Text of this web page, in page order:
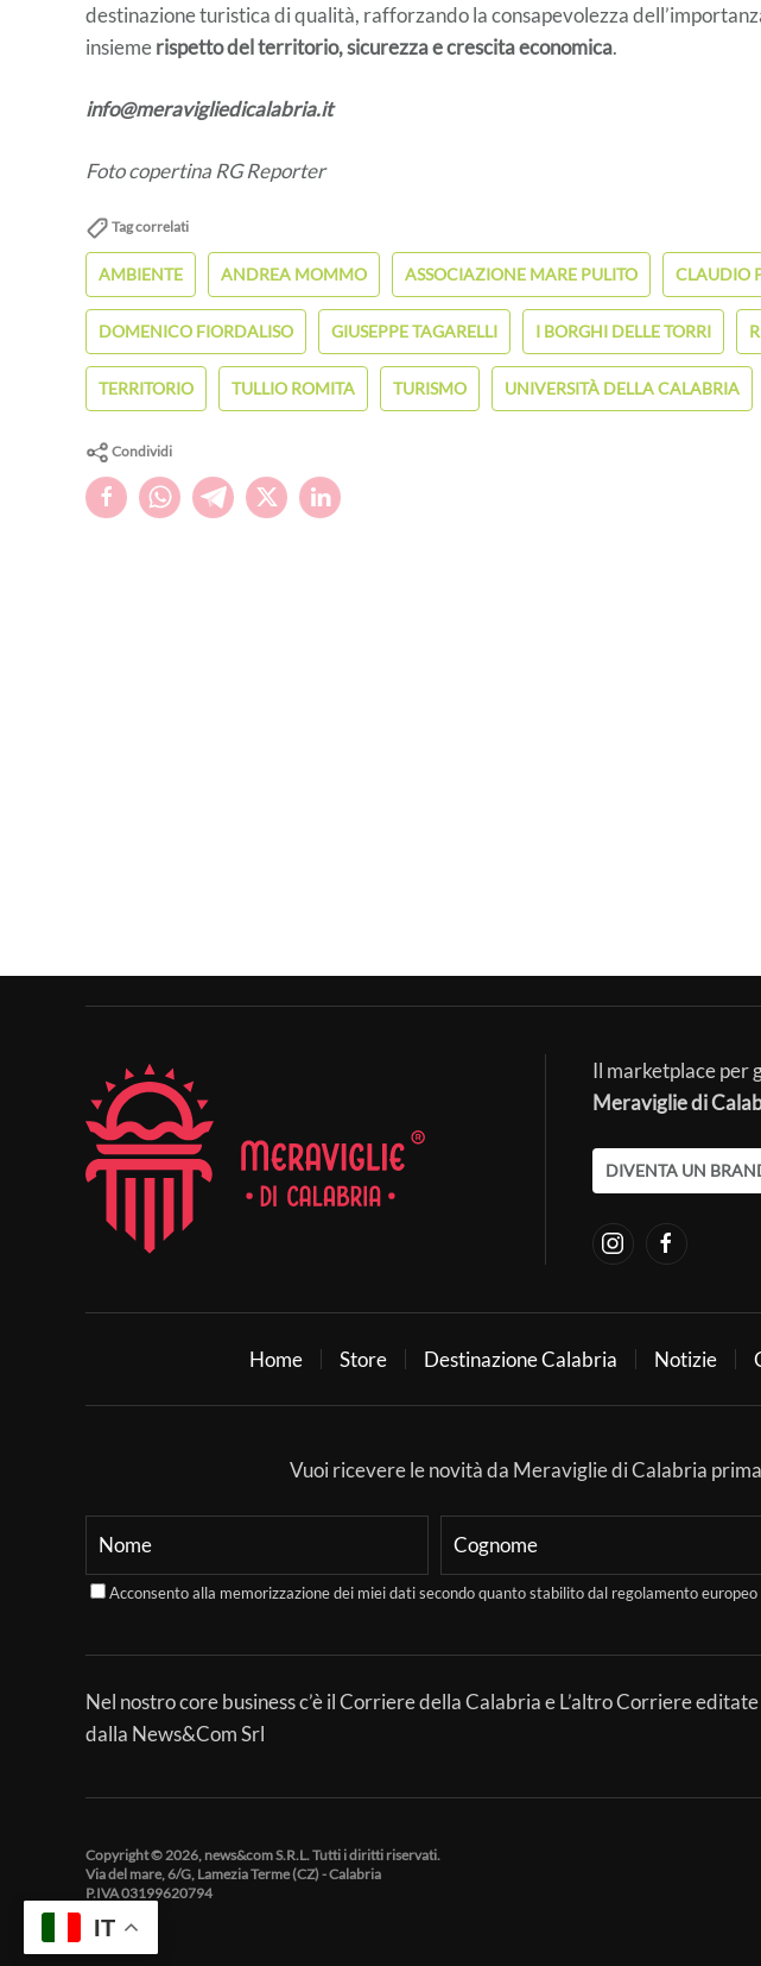
destinazione turistica di qualità, rafforzando la consapevolezza
insiemerispetto del territorio, sicurezza e crescita economica.
info@meravigliedicalabria.it
Foto copertina RG Reporter
Tag correlati
AMBIENTE ANDREA MOMMO ASSOCIAZIONE MARE PULITO CLAUDIO
DOMENICO FIORDALISO GIUSEPPE TAGARELLI I BORGHI DELLE TORRI
TERRITORIO TULLIO ROMITA TURISMO UNIVERSITÀ DELLA CALABRIA
Condividi
Il marketplace per
Meraviglie di
DIVENTA UN
Home Store Destinazione Calabria Notizie
Vuoi ricevere le novità da Meraviglie di Calabria
Acconsento alla memorizzazione dei miei dati secondo quanto stabilito dal regolamento
Nel nostro core business c’è il Corriere della Calabria e L’altro Corriere editate
dalla News&Com Srl
Copyright © 2026, news&com S.R.L. Tutti i diritti riservati.
Via del mare, 6/G, Lamezia Terme (CZ) - Calabria
P.IVA 03199620794
IT